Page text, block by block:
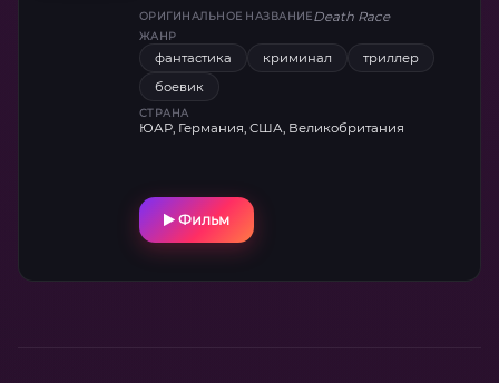
1970-х с акцентом на хардкорный экшен.
ОРИГИНАЛЬНОЕ НАЗВАНИЕDeath Race
ЖАНР
фантастика криминал
триллер
боевик
СТРАНА
ЮАР, Германия, США, Великобритания
Фильм